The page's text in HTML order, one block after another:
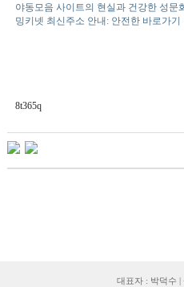
야동모음 사이트의 현실과 건강한 성문
밍키넷 최신주소 안내: 안전한 바로가기
8t365q
대표자 : 박덕수 |